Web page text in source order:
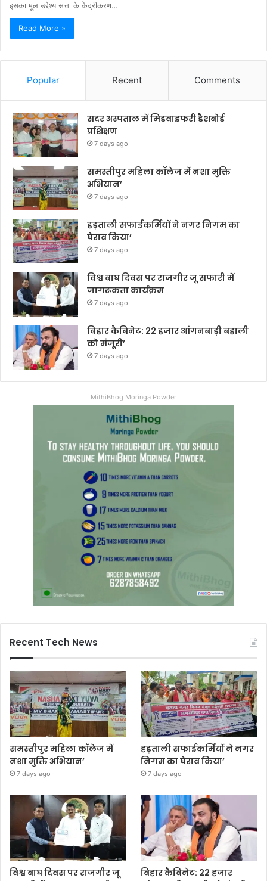
इसका मूल उद्देश्य सत्ता के केंद्रीकरण…
Read More »
Popular Recent Comments
सदर अस्पताल में मिडवाइफरी डैशबोर्ड
प्रशिक्षण
7 days ago
समस्तीपुर महिला कॉलेज में नशा मुक्ति
अभियान’
7 days ago
हड़ताली सफाईकर्मियों ने नगर निगम का
घेराव किया’
7 days ago
विश्व बाघ दिवस पर राजगीर जू सफारी में
जागरूकता कार्यक्रम
7 days ago
बिहार कैबिनेट: 22 हजार आंगनबाड़ी बहाली
को मंजूरी’
7 days ago
MithiBhog Moringa Powder
Recent Tech News
समस्तीपुर महिला कॉलेज में
नशा मुक्ति अभियान’
7 days ago
हड़ताली सफाईकर्मियों ने नगर
निगम का घेराव किया’
7 days ago
विश्व बाघ दिवस पर राजगीर जू
बिहार कैबिनेट: 22 हजार